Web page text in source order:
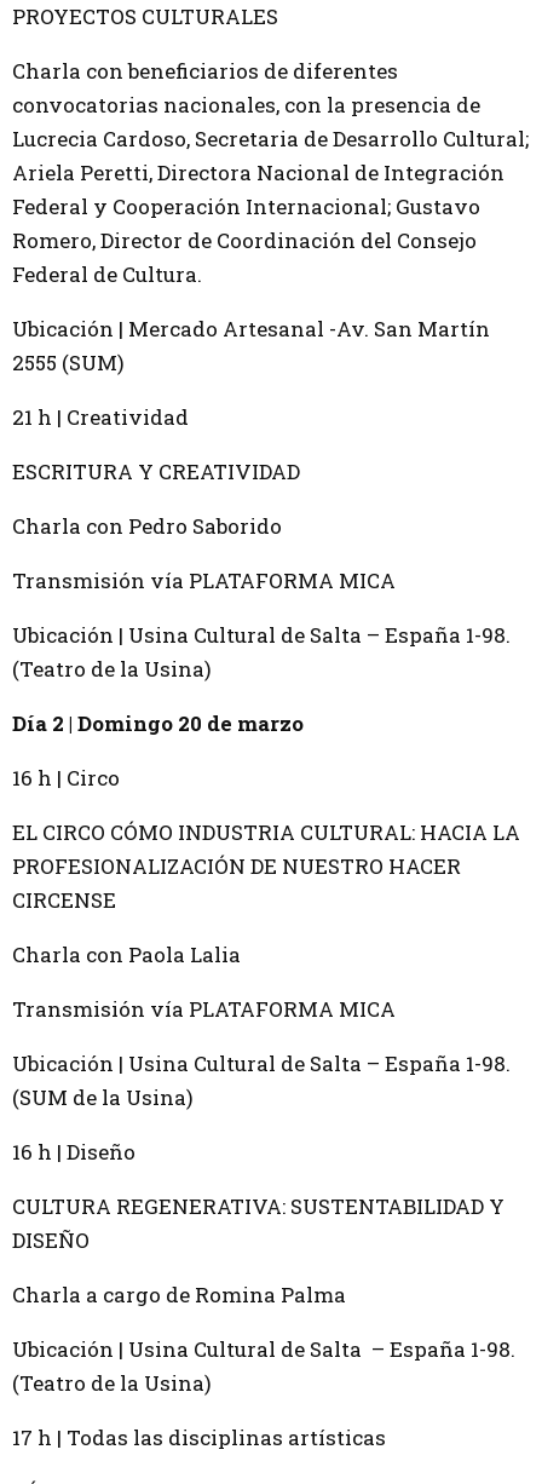
PROYECTOS CULTURALES
Charla con beneficiarios de diferentes
convocatorias nacionales, con la presencia de
Lucrecia Cardoso, Secretaria de Desarrollo Cultural;
Ariela Peretti, Directora Nacional de Integración
Federal y Cooperación Internacional; Gustavo
Romero, Director de Coordinación del Consejo
Federal de Cultura.
Ubicación | Mercado Artesanal -Av. San Martín
2555 (SUM)
21 h | Creatividad
ESCRITURA Y CREATIVIDAD
Charla con Pedro Saborido
Transmisión vía PLATAFORMA MICA
Ubicación | Usina Cultural de Salta – España 1-98.
(Teatro de la Usina)
Día 2 | Domingo 20 de marzo
16 h | Circo
EL CIRCO CÓMO INDUSTRIA CULTURAL: HACIA LA
PROFESIONALIZACIÓN DE NUESTRO HACER
CIRCENSE
Charla con Paola Lalia
Transmisión vía PLATAFORMA MICA
Ubicación | Usina Cultural de Salta – España 1-98.
(SUM de la Usina)
16 h | Diseño
CULTURA REGENERATIVA: SUSTENTABILIDAD Y
DISEÑO
Charla a cargo de Romina Palma
Ubicación | Usina Cultural de Salta – España 1-98.
(Teatro de la Usina)
17 h | Todas las disciplinas artísticas